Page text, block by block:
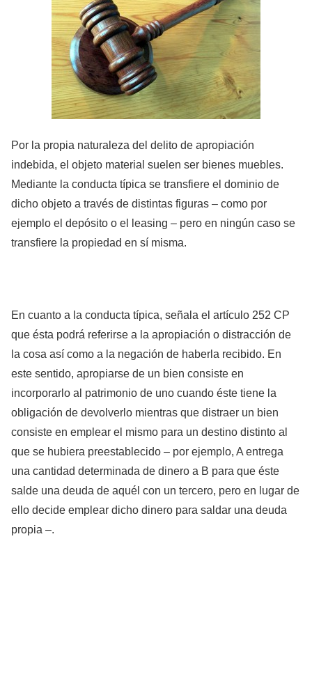
Por la propia naturaleza del delito de apropiación
indebida, el objeto material suelen ser bienes muebles.
Mediante la conducta típica se transfiere el dominio de
dicho objeto a través de distintas figuras – como por
ejemplo el depósito o el leasing – pero en ningún caso se
transfiere la propiedad en sí misma.
En cuanto a la conducta típica, señala el artículo 252 CP
que ésta podrá referirse a la apropiación o distracción de
la cosa así como a la negación de haberla recibido. En
este sentido, apropiarse de un bien consiste en
incorporarlo al patrimonio de uno cuando éste tiene la
obligación de devolverlo mientras que distraer un bien
consiste en emplear el mismo para un destino distinto al
que se hubiera preestablecido – por ejemplo, A entrega
una cantidad determinada de dinero a B para que éste
salde una deuda de aquél con un tercero, pero en lugar de
ello decide emplear dicho dinero para saldar una deuda
propia –.